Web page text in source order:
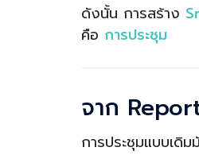
ดังนั้น การสร้าง
คือ การประชุม
จาก
การประชุมแบบเดิ